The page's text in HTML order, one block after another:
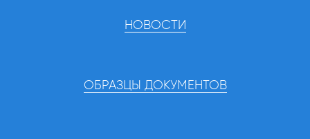
НОВОСТИ
ОБРАЗЦЫ ДОКУМЕНТОВ